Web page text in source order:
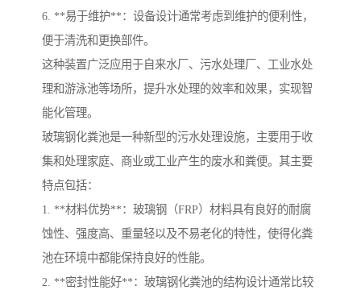
6. **易于维护**：设备设计通常考虑到维护的便利性，
便于清洗和更换部件。
这种装置广泛应用于自来水厂、污水处理厂、工业水处
理和游泳池等场所，提升水处理的效率和效果，实现智
能化管理。
玻璃钢化粪池是一种新型的污水处理设施，主要用于收
集和处理家庭、商业或工业产生的废水和粪便。其主要
特点包括：
1. **材料优势**：玻璃钢（FRP）材料具有良好的耐腐
蚀性、强度高、重量轻以及不易老化的特性，使得化粪
池在环境中都能保持良好的性能。
2. **密封性能好**：玻璃钢化粪池的结构设计通常比较